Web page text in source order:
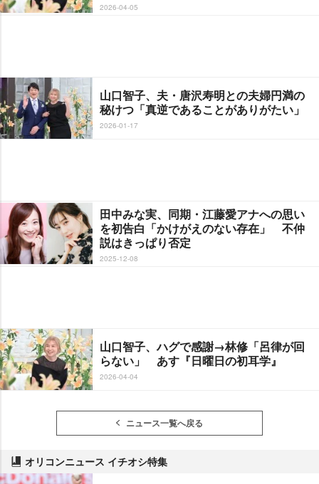
2026-04-05
山口智子、夫・唐沢寿明との夫婦円満の
秘けつ「真逆であることがありがたい」
2026-01-17
田中みな実、同期・江藤愛アナへの思い
を初告白「かけがえのない存在」 不仲
説はきっぱり否定
2025-12-08
山口智子、ハグで感謝→林修「呂律が回
らない」 あす『日曜日の初耳学』
2026-04-04
ニュース一覧へ戻る
オリコンニュース イチオシ特集